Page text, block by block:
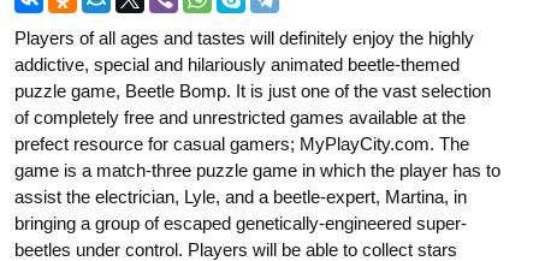
Players of all ages and tastes will definitely enjoy the highly
addictive, special and hilariously animated beetle-themed
puzzle game, Beetle Bomp. It is just one of the vast selection
of completely free and unrestricted games available at the
prefect resource for casual gamers; MyPlayCity.com. The
game is a match-three puzzle game in which the player has to
assist the electrician, Lyle, and a beetle-expert, Martina, in
bringing a group of escaped genetically-engineered super-
beetles under control. Players will be able to collect stars